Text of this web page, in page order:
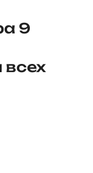
9
всех